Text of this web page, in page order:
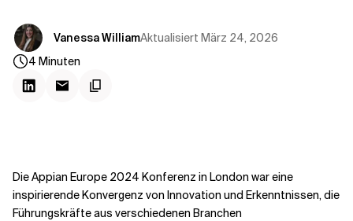
Vanessa WilliamAktualisiert März 24, 2026
4 Minuten
Die Appian Europe 2024 Konferenz in London war eine
inspirierende Konvergenz von Innovation und Erkenntnissen, die
Führungskräfte aus verschiedenen Branchen